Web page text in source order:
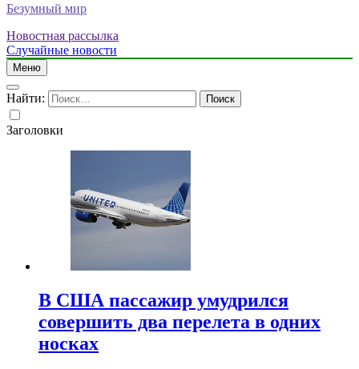
Безумный мир
Новостная рассылка
Случайные новости
Меню
Найти:
Заголовки
В США пассажир умудрился
совершить два перелета в одних
носках